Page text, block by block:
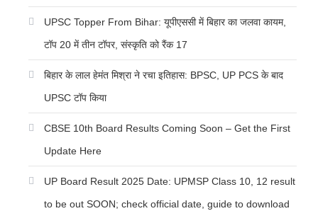
UPSC Topper From Bihar: यूपीएससी में बिहार का जलवा कायम,
टॉप 20 में तीन टॉपर, संस्कृति को रैंक 17
बिहार के लाल हेमंत मिश्रा ने रचा इतिहास: BPSC, UP PCS के बाद
UPSC टॉप किया
CBSE 10th Board Results Coming Soon – Get the First
Update Here
UP Board Result 2025 Date: UPMSP Class 10, 12 result
to be out SOON; check official date, guide to download